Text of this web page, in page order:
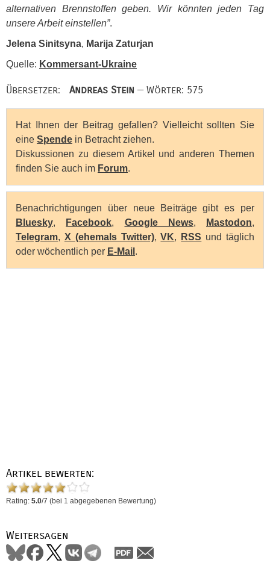
alternativen Brennstoffen geben. Wir könnten jeden Tag
unsere Arbeit einstellen”.
Jelena Sinitsyna, Marija Zaturjan
Quelle: Kommersant-Ukraine
Übersetzer: Andreas Stein — Wörter: 575
Hat Ihnen der Beitrag gefallen? Vielleicht sollten Sie
eine Spende in Betracht ziehen.
Diskussionen zu diesem Artikel und anderen Themen
finden Sie auch im Forum.
Benachrichtigungen über neue Beiträge gibt es per
Bluesky, Facebook, Google News, Mastodon,
Telegram, X (ehemals Twitter),VK, RSS und täglich
oder wöchentlich per E-Mail .
Artikel bewerten:
Rating: 5.0/7 (bei 1 abgegebenen Bewertung)
Weitersagen